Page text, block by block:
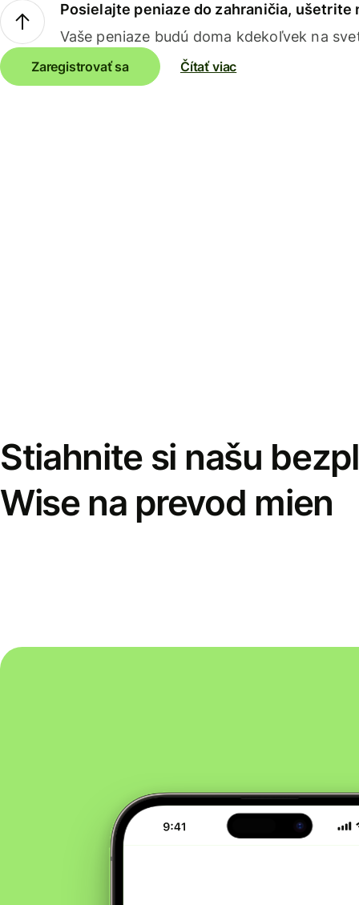
Posielajte peniaze do zahraničia, ušetrite
Vaše peniaze budú doma kdekoľvek na
Zaregistrovať sa Čítať viac
Stiahnite si našu
Wise na prevod mien